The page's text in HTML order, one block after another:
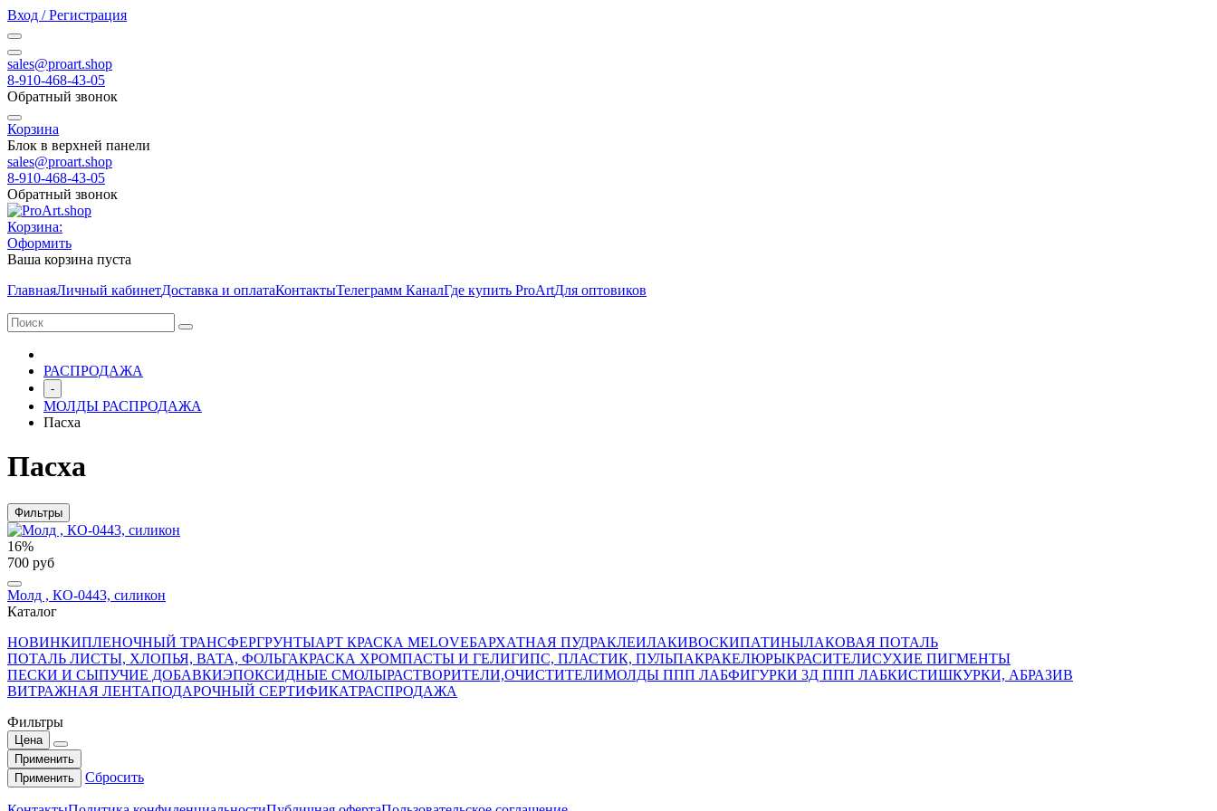
Вход / Регистрация
sales@proart.shop
8-910-468-43-05
Обратный звонок
Корзина
Блок в верхней панели
sales@proart.shop
8-910-468-43-05
Обратный звонок
Корзина:
Оформить
Ваша корзина пуста
ГлавнаяЛичный кабинетДоставка и оплатаКонтактыТелеграмм КаналГде купить ProArtДля оптовиков
РАСПРОДАЖА
-
МОЛДЫ РАСПРОДАЖА
Пасха
Пасха
Фильтры
16%
700 руб
Молд , КО-0443, силикон
Каталог
НОВИНКИПЛЕНОЧНЫЙ ТРАНСФЕРГРУНТЫАРТ КРАСКА MELOVEБАРХАТНАЯ ПУДРАКЛЕИЛАКИВОСКИПАТИНЫЛАКОВАЯ ПОТАЛЬ
ПОТАЛЬ ЛИСТЫ, ХЛОПЬЯ, ВАТА, ФОЛЬГАКРАСКА ХРОМПАСТЫ И ГЕЛИГИПС, ПЛАСТИК, ПУЛЬПАКРАКЕЛЮРЫКРАСИТЕЛИСУХИЕ ПИГМЕНТЫ
ПЕСКИ И СЫПУЧИЕ ДОБАВКИЭПОКСИДНЫЕ СМОЛЫРАСТВОРИТЕЛИ,ОЧИСТИТЕЛИМОЛДЫ ППП ЛАБФИГУРКИ 3Д ППП ЛАБКИСТИШКУРКИ, АБРАЗИВ
ВИТРАЖНАЯ ЛЕНТАПОДАРОЧНЫЙ СЕРТИФИКАТРАСПРОДАЖА
Фильтры
Цена
Применить
Применить
Сбросить